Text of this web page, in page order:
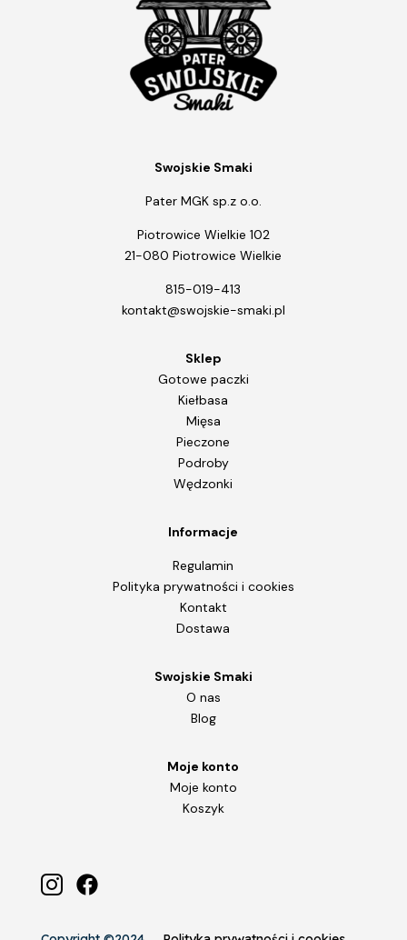
Swojskie Smaki
Pater MGK sp.z o.o.
Piotrowice Wielkie 102
21-080 Piotrowice Wielkie
815-019-413
kontakt@swojskie-smaki.pl
Sklep
Gotowe paczki
Kiełbasa
Mięsa
Pieczone
Podroby
Wędzonki
Informacje
Regulamin
Polityka prywatności i cookies
Kontakt
Dostawa
Swojskie Smaki
O nas
Blog
Moje konto
Moje konto
Koszyk